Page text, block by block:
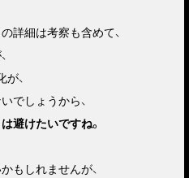
詳細は考察も含めて、
、
でしょうから、
避けたいですね。
もしれませんが、